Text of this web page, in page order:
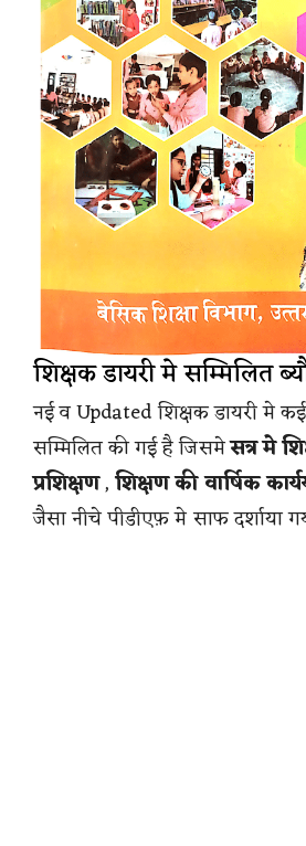
शिक्षक डायरी मे सम्मिलित
नई व Updated शिक्षक डायरी मे कई
सम्मिलित की गई है जिसमेसत्र मे
प्रशिक्षण,शिक्षण की वार्षिक
जैसा नीचे पीडीएफ़ मे साफ दर्शाया